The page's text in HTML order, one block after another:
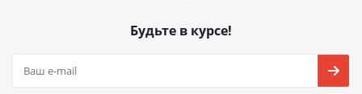
Будьте в курсе!